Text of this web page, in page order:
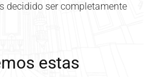
decidido ser completamente
estas